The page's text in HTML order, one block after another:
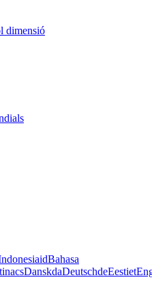
dimensió
idBahasa
csDanskdaDeutschdeEestiet